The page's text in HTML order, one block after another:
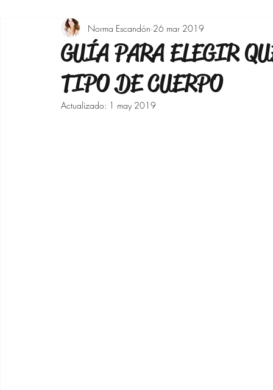
Estilo
Mindfulness
Estilo de Vida
GUÍA PARA ELEGIR
TIPO DE CUERPO
Norma Escandón 26 mar 2019
Actualizado: 1 may 2019